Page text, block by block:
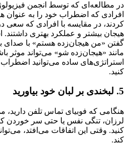
در مطالعه‌ای که توسط انجمن
افرادی که اضطراب خود را به عنوان
کردند، در مقایسه با افرادی که سعی
هیجان بیشتر و عملکرد بهتری داشتند.
گفتن «من هیجان‌زده هستم» با صدای
مانند «هیجان‌زده شو» می‌تواند موثر
استراتژی‌های ساده می‌توانید اضطراب
کنید.
5. لبخندی بر لبان خود بیاورید
هنگامی که فوبیای تماس تلفن
لرزان، تنگی نفس یا حتی سر خوردن
کنید. وقتی این اتفاقات می‌افتد،
کند.